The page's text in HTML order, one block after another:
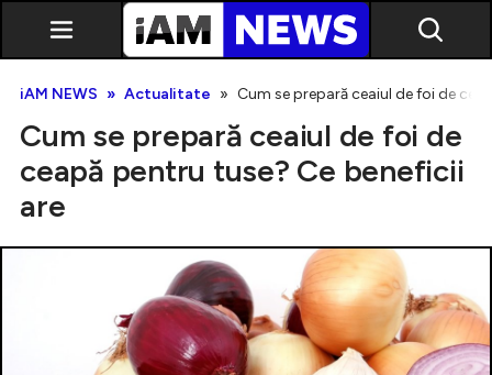
iAM NEWS Actualitate Cum se prepară ceaiul de foi de
Cum se prepară ceaiul de foi de
ceapă pentru tuse? Ce beneficii
are